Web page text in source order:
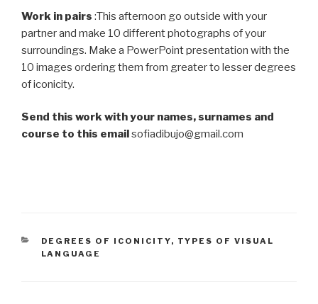
Work in pairs :This afternoon go outside with your
partner and make 10 different photographs of your
surroundings. Make a PowerPoint presentation with the
10 images ordering them from greater to lesser degrees
of iconicity.
Send this work with your names, surnames and
course to this emailsofiadibujo@gmail.com
CATEGORÍAS
DEGREES OF ICONICITY, TYPES OF VISUAL
LANGUAGE